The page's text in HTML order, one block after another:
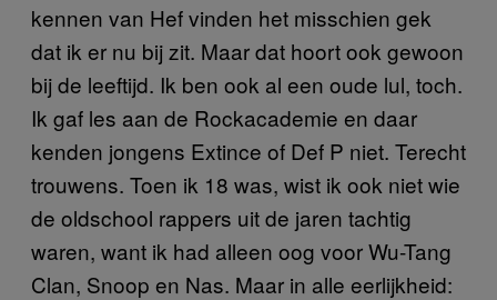
kennen van Hef vinden het misschien gek
dat ik er nu bij zit. Maar dat hoort ook gewoon
bij de leeftijd. Ik ben ook al een oude lul, toch.
Ik gaf les aan de Rockacademie en daar
kenden jongens Extince of Def P niet. Terecht
trouwens. Toen ik 18 was, wist ik ook niet wie
de oldschool rappers uit de jaren tachtig
waren, want ik had alleen oog voor Wu-Tang
Clan, Snoop en Nas. Maar in alle eerlijkheid: